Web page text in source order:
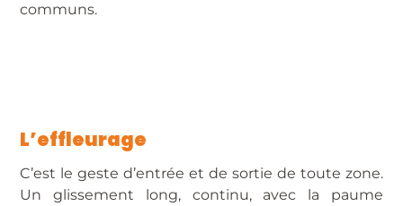
communs.
L’effleurage
C’est le geste d’entrée et de sortie de toute zone.
Un glissement long, continu, avec la paume